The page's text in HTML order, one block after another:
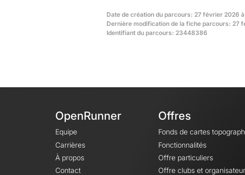
Date de création du parcours: 27 février 2026
Dernière modification de la fiche parcours: 27
Identifiant du parcours: 23448386
OpenRunner
Equipe
Carrières
À propos
Contact
Offres
Fonds de cartes
Fonctionnalités
Offre particuliers
Offre clubs et